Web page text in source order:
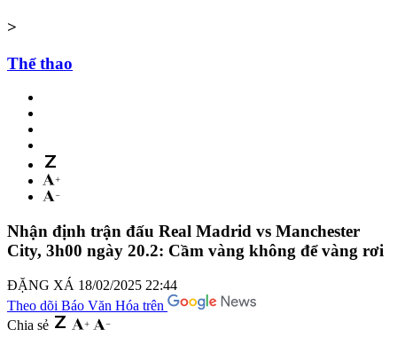
>
Thể thao
Nhận định trận đấu Real Madrid vs Manchester
City, 3h00 ngày 20.2: Cầm vàng không để vàng rơi
ĐẶNG XÁ 18/02/2025 22:44
Theo dõi Báo Văn Hóa trên
Chia sẻ